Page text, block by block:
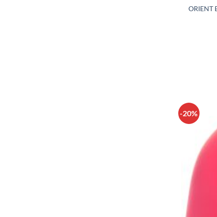
ORIENT
-20%